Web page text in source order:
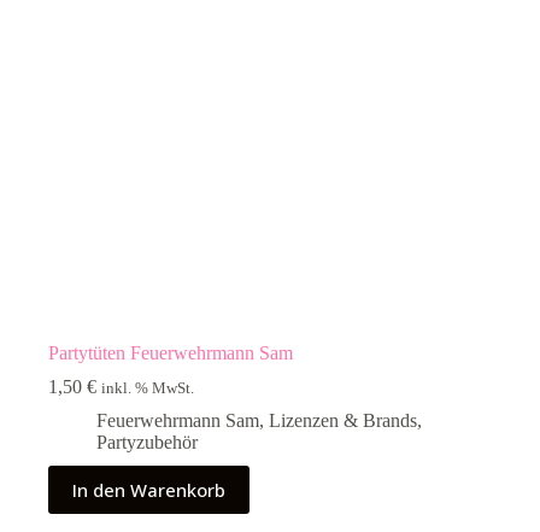
Partytüten Feuerwehrmann Sam
1,50 € inkl. % MwSt.
Feuerwehrmann Sam, Lizenzen & Brands,
Partyzubehör
In den Warenkorb